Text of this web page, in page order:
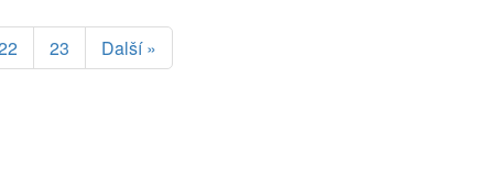
23 Další »